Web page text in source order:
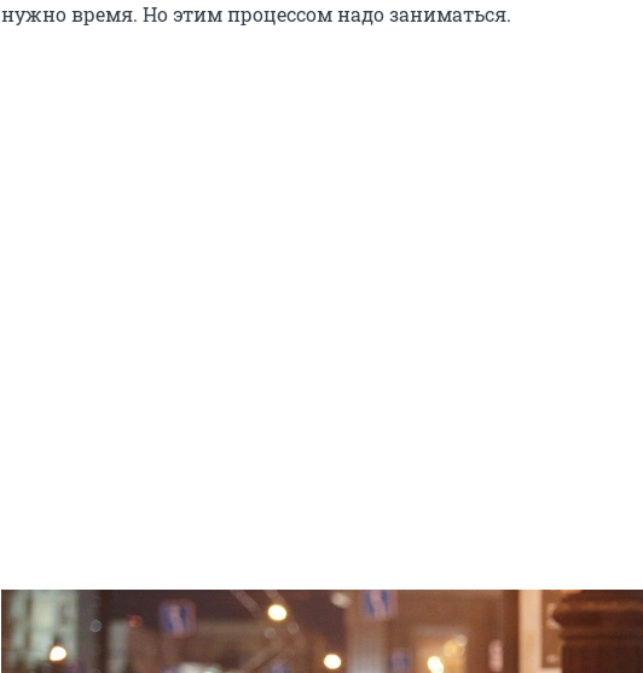
нужно время. Но этим процессом надо заниматься.